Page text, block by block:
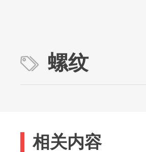
螺纹
相关内容